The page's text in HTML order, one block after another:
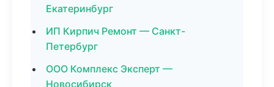
Екатеринбург
ИП Кирпич Ремонт — Санкт-
Петербург
ООО Комплекс Эксперт —
Новосибирск